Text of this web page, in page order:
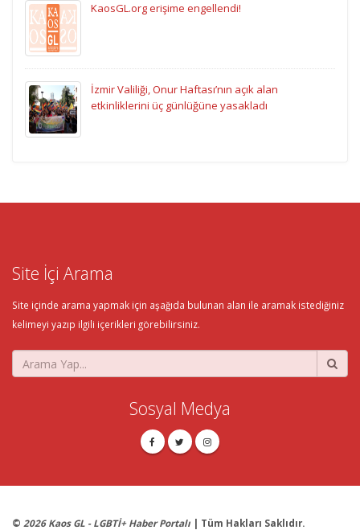
KaosGL.org erişime engellendi!
İzmir Valiliği, Onur Haftası’nın açık alan
etkinliklerini üç günlüğüne yasakladı
Site İçi Arama
Site içinde arama yapmak için aşağıda bulunan alan ile aramak istediğiniz
kelimeyi yazıp ilgili içerikleri görebilirsiniz.
Sosyal Medya
© 2026 Kaos GL - LGBTİ+ Haber Portalı | Tüm Hakları Saklıdır.